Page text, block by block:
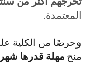
المعتمدة.
وحرصًا من الكلية
منح مهلة قدرها شهر